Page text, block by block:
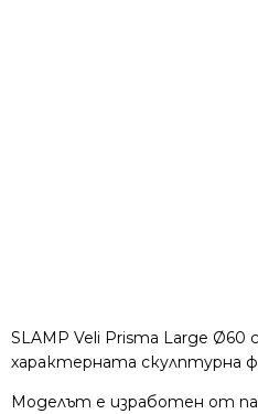
SLAMP Veli Prisma Large
характерната скулптурна
Моделът е изработен от